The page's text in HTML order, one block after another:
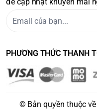
để cập nhật khuyến mãi
PHƯƠNG THỨC THANH
© Bản quyền thuộc về